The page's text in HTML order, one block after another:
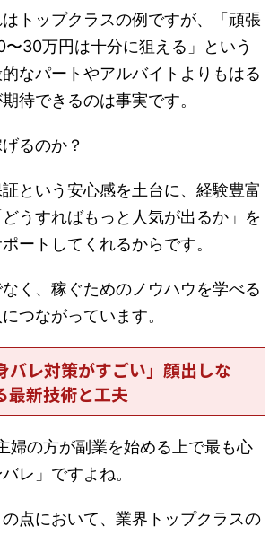
トップクラスの例ですが、「頑張
〜30万円は十分に狙える」という
なパートやアルバイトよりもはる
待できるのは事実です。
るのか？
という安心感を土台に、経験豊富
うすればもっと人気が出るか」を
ートしてくれるからです。
く、稼ぐためのノウハウを学べる
つながっています。
レ対策がすごい」顔出しな
最新技術と工夫
婦の方が副業を始める上で最も心
レ」ですよね。
点において、業界トップクラスの